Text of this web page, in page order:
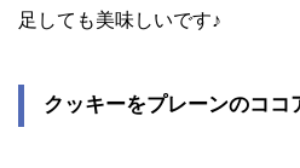
足しても美味しいです♪
クッキーをプレーンのココ